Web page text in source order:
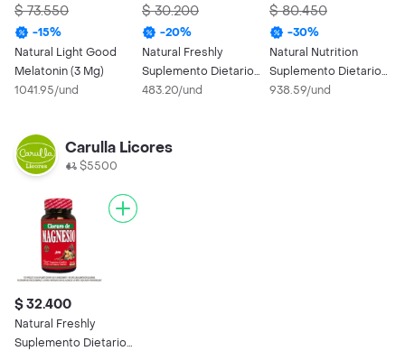
$ 73.550
-15%
Natural Light Good
Melatonin (3 Mg)
1041.95/und
$ 30.200
-20%
Natural Freshly
Suplemento Dietario
Cloruro de Magnesio
483.20/und
$ 80.450
-30%
Natural Nutrition
Suplemento Dietario
Colágeno + Biotina
938.59/und
Carulla Licores
$5500
$ 32.400
Natural Freshly
Suplemento Dietario